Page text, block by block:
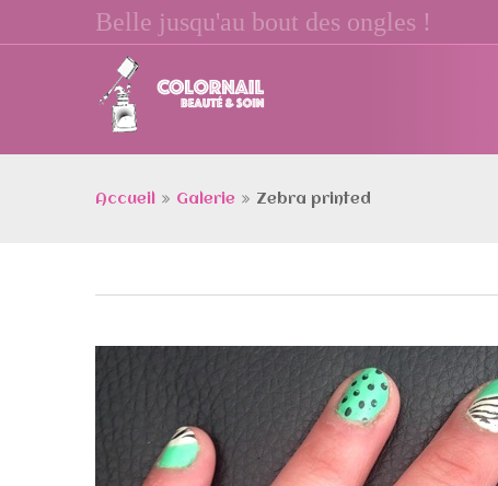
Belle jusqu'au bout des ongles !
Accueil Galerie Zebra printed